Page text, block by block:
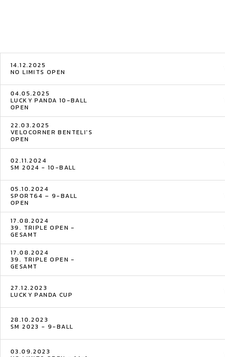
14.12.2025
NO LIMITS OPEN
04.05.2025
LUCKY PANDA 10-BALL
OPEN
22.03.2025
VELOCORNER BENTELI'S
OPEN
02.11.2024
SM 2024 - 10-BALL
05.10.2024
SPORT64 – 9-BALL
OPEN
17.08.2024
39. TRIPLE OPEN -
GESAMT
17.08.2024
39. TRIPLE OPEN -
GESAMT
27.12.2023
LUCKY PANDA CUP
28.10.2023
SM 2023 - 9-BALL
03.09.2023